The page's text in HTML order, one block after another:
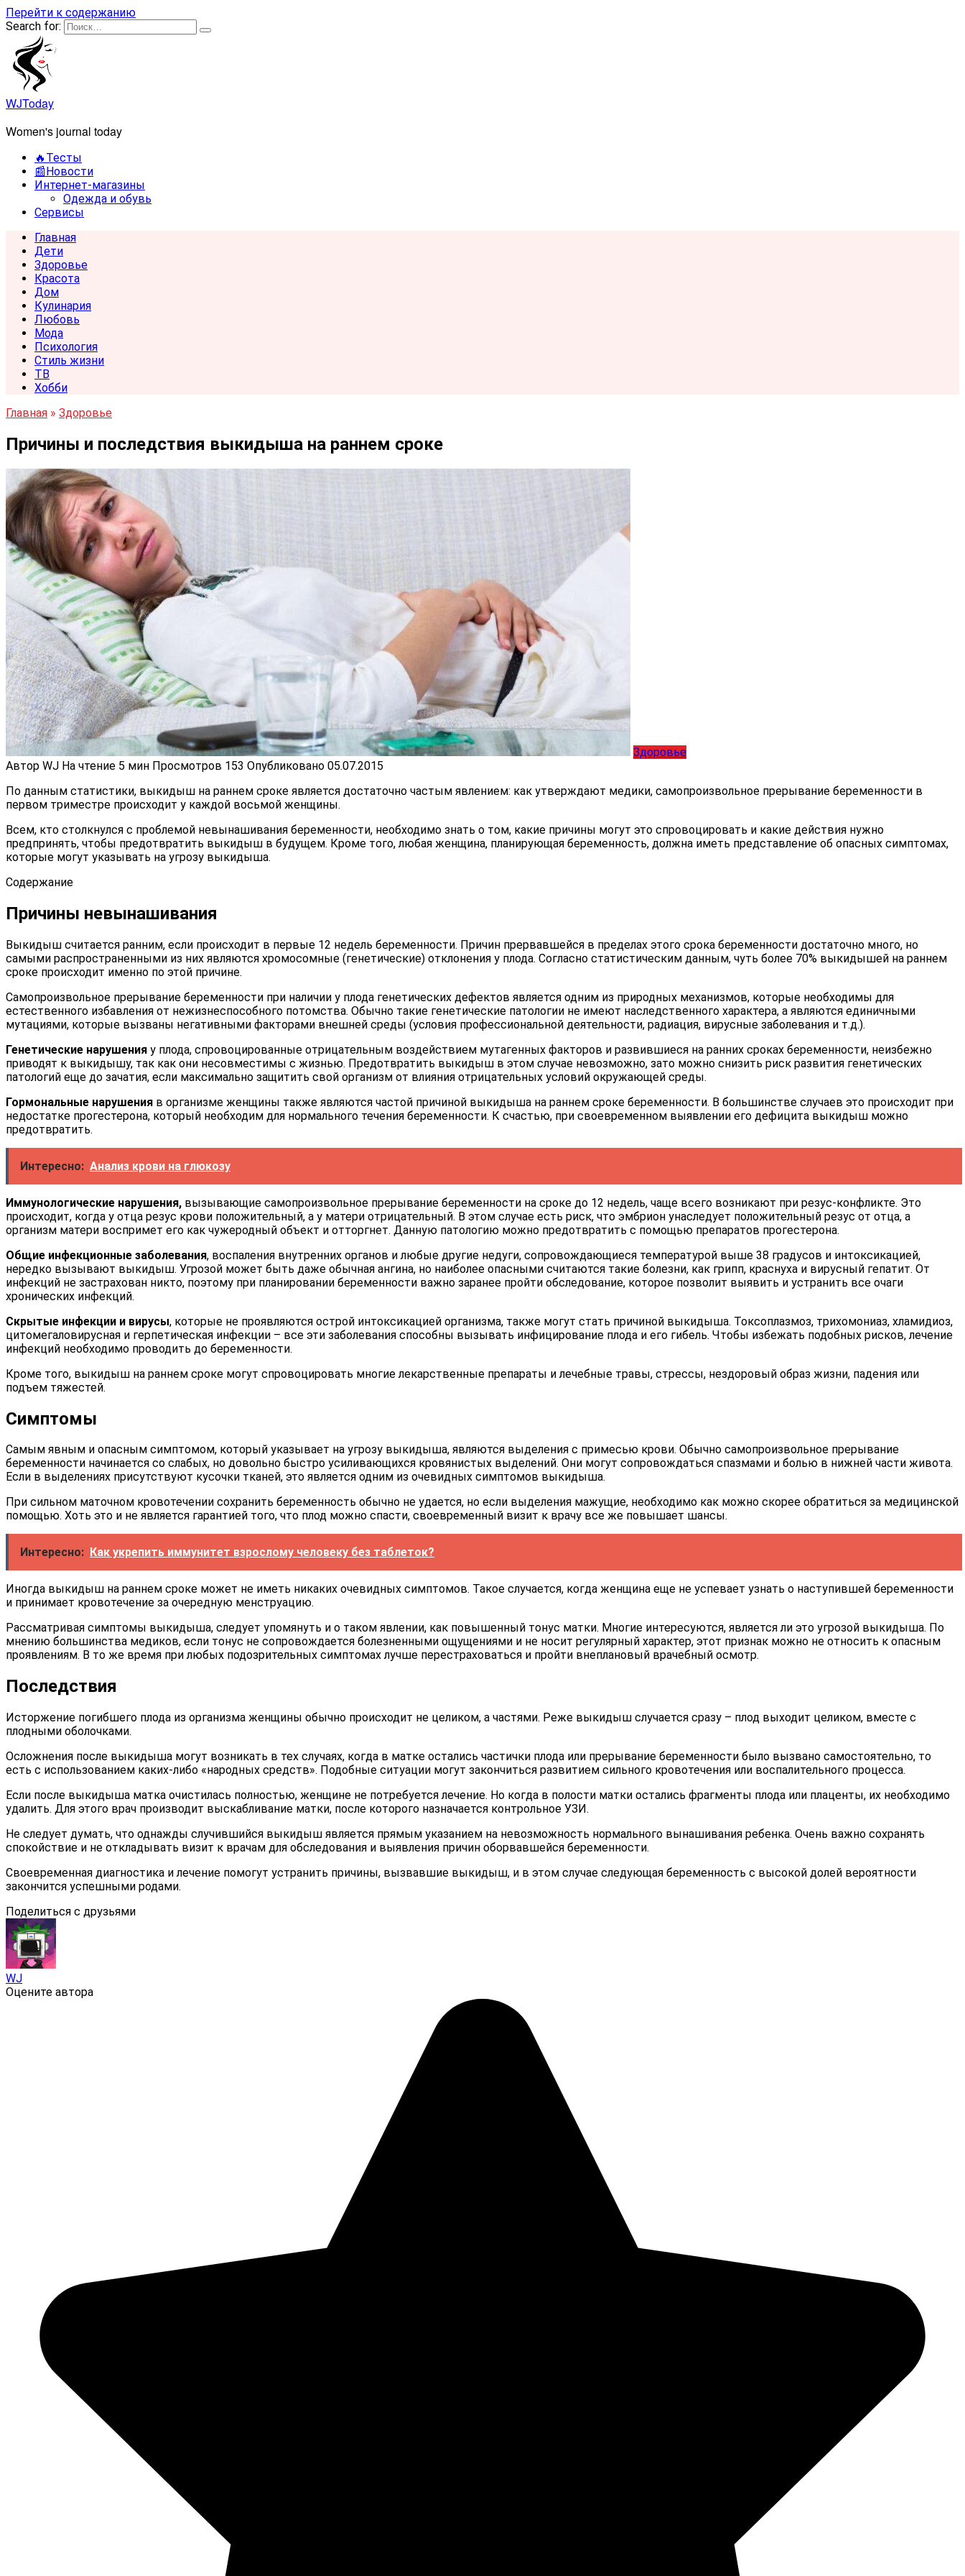
Перейти к содержанию
Search for:
WJToday
Women's journal today
🔥Тесты
📰Новости
Интернет-магазины
Одежда и обувь
Сервисы
Главная
Дети
Здоровье
Красота
Дом
Кулинария
Любовь
Мода
Психология
Стиль жизни
ТВ
Хобби
Главная » Здоровье
Причины и последствия выкидыша на раннем сроке
Здоровье
Автор WJ На чтение 5 мин Просмотров 153 Опубликовано 05.07.2015
По данным статистики, выкидыш на раннем сроке является достаточно частым явлением: как утверждают медики, самопроизвольное прерывание беременности в
первом триместре происходит у каждой восьмой женщины.
Всем, кто столкнулся с проблемой невынашивания беременности, необходимо знать о том, какие причины могут это спровоцировать и какие действия нужно
предпринять, чтобы предотвратить выкидыш в будущем. Кроме того, любая женщина, планирующая беременность, должна иметь представление об опасных симптомах,
которые могут указывать на угрозу выкидыша.
Содержание
Причины невынашивания
Выкидыш считается ранним, если происходит в первые 12 недель беременности. Причин прервавшейся в пределах этого срока беременности достаточно много, но
самыми распространенными из них являются хромосомные (генетические) отклонения у плода. Согласно статистическим данным, чуть более 70% выкидышей на раннем
сроке происходит именно по этой причине.
Самопроизвольное прерывание беременности при наличии у плода генетических дефектов является одним из природных механизмов, которые необходимы для
естественного избавления от нежизнеспособного потомства. Обычно такие генетические патологии не имеют наследственного характера, а являются единичными
мутациями, которые вызваны негативными факторами внешней среды (условия профессиональной деятельности, радиация, вирусные заболевания и т.д.).
Генетические нарушения у плода, спровоцированные отрицательным воздействием мутагенных факторов и развившиеся на ранних сроках беременности, неизбежно
приводят к выкидышу, так как они несовместимы с жизнью. Предотвратить выкидыш в этом случае невозможно, зато можно снизить риск развития генетических
патологий еще до зачатия, если максимально защитить свой организм от влияния отрицательных условий окружающей среды.
Гормональные нарушения в организме женщины также являются частой причиной выкидыша на раннем сроке беременности. В большинстве случаев это происходит при
недостатке прогестерона, который необходим для нормального течения беременности. К счастью, при своевременном выявлении его дефицита выкидыш можно
предотвратить.
Интересно: Анализ крови на глюкозу
Иммунологические нарушения, вызывающие самопроизвольное прерывание беременности на сроке до 12 недель, чаще всего возникают при резус-конфликте. Это
происходит, когда у отца резус крови положительный, а у матери отрицательный. В этом случае есть риск, что эмбрион унаследует положительный резус от отца, а
организм матери воспримет его как чужеродный объект и отторгнет. Данную патологию можно предотвратить с помощью препаратов прогестерона.
Общие инфекционные заболевания, воспаления внутренних органов и любые другие недуги, сопровождающиеся температурой выше 38 градусов и интоксикацией,
нередко вызывают выкидыш. Угрозой может быть даже обычная ангина, но наиболее опасными считаются такие болезни, как грипп, краснуха и вирусный гепатит. От
инфекций не застрахован никто, поэтому при планировании беременности важно заранее пройти обследование, которое позволит выявить и устранить все очаги
хронических инфекций.
Скрытые инфекции и вирусы, которые не проявляются острой интоксикацией организма, также могут стать причиной выкидыша. Токсоплазмоз, трихомониаз, хламидиоз,
цитомегаловирусная и герпетическая инфекции – все эти заболевания способны вызывать инфицирование плода и его гибель. Чтобы избежать подобных рисков, лечение
инфекций необходимо проводить до беременности.
Кроме того, выкидыш на раннем сроке могут спровоцировать многие лекарственные препараты и лечебные травы, стрессы, нездоровый образ жизни, падения или
подъем тяжестей.
Симптомы
Самым явным и опасным симптомом, который указывает на угрозу выкидыша, являются выделения с примесью крови. Обычно самопроизвольное прерывание
беременности начинается со слабых, но довольно быстро усиливающихся кровянистых выделений. Они могут сопровождаться спазмами и болью в нижней части живота.
Если в выделениях присутствуют кусочки тканей, это является одним из очевидных симптомов выкидыша.
При сильном маточном кровотечении сохранить беременность обычно не удается, но если выделения мажущие, необходимо как можно скорее обратиться за медицинской
помощью. Хоть это и не является гарантией того, что плод можно спасти, своевременный визит к врачу все же повышает шансы.
Интересно: Как укрепить иммунитет взрослому человеку без таблеток?
Иногда выкидыш на раннем сроке может не иметь никаких очевидных симптомов. Такое случается, когда женщина еще не успевает узнать о наступившей беременности
и принимает кровотечение за очередную менструацию.
Рассматривая симптомы выкидыша, следует упомянуть и о таком явлении, как повышенный тонус матки. Многие интересуются, является ли это угрозой выкидыша. По
мнению большинства медиков, если тонус не сопровождается болезненными ощущениями и не носит регулярный характер, этот признак можно не относить к опасным
проявлениям. В то же время при любых подозрительных симптомах лучше перестраховаться и пройти внеплановый врачебный осмотр.
Последствия
Исторжение погибшего плода из организма женщины обычно происходит не целиком, а частями. Реже выкидыш случается сразу – плод выходит целиком, вместе с
плодными оболочками.
Осложнения после выкидыша могут возникать в тех случаях, когда в матке остались частички плода или прерывание беременности было вызвано самостоятельно, то
есть с использованием каких-либо «народных средств». Подобные ситуации могут закончиться развитием сильного кровотечения или воспалительного процесса.
Если после выкидыша матка очистилась полностью, женщине не потребуется лечение. Но когда в полости матки остались фрагменты плода или плаценты, их необходимо
удалить. Для этого врач производит выскабливание матки, после которого назначается контрольное УЗИ.
Не следует думать, что однажды случившийся выкидыш является прямым указанием на невозможность нормального вынашивания ребенка. Очень важно сохранять
спокойствие и не откладывать визит к врачам для обследования и выявления причин оборвавшейся беременности.
Своевременная диагностика и лечение помогут устранить причины, вызвавшие выкидыш, и в этом случае следующая беременность с высокой долей вероятности
закончится успешными родами.
Поделиться с друзьями
WJ
Оцените автора